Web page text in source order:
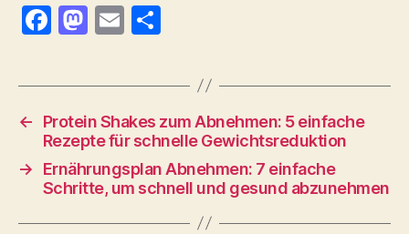
F
c
e
b
o
o
k
M
to
d
o
n
E
ai
l
le
←
Protein Shakes zum Abnehmen: 5 einfache
Rezepte für schnelle Gewichtsreduktion
→
Ernährungsplan Abnehmen: 7 einfache
Schritte, um schnell und gesund abzunehmen